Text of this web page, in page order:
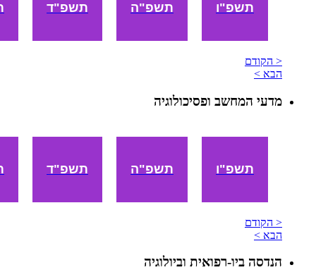
תשפ"ו תשפ"ה תשפ"ד
< הקודם
הבא >
מדעי המחשב ופסיכולוגיה
תשפ"ו תשפ"ה תשפ"ד
< הקודם
הבא >
הנדסה ביו-רפואית וביולוגיה